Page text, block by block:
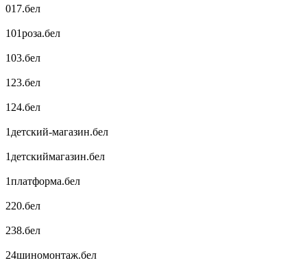
017.бел
101роза.бел
103.бел
123.бел
124.бел
1детский-магазин.бел
1детскиймагазин.бел
1платформа.бел
220.бел
238.бел
24шиномонтаж.бел